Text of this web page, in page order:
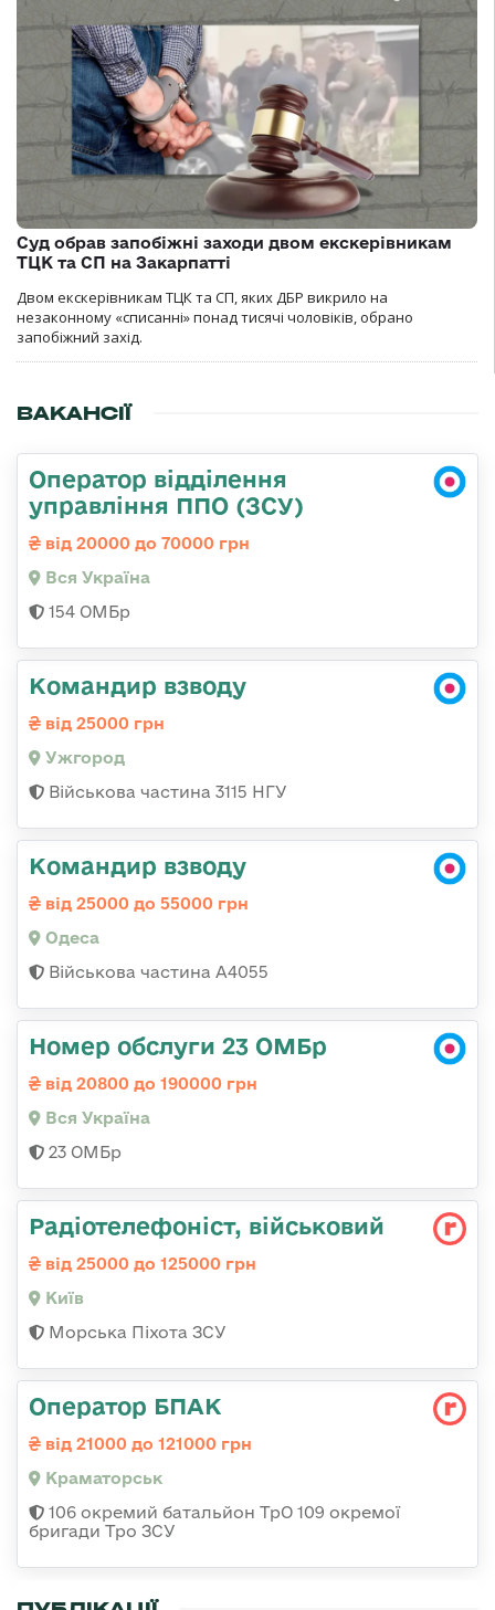
Суд обрав запобіжні заходи двом екскерівникам
ТЦК та СП на Закарпатті
Двом екскерівникам ТЦК та СП, яких ДБР викрило на
незаконному «списанні» понад тисячі чоловіків, обрано
запобіжний захід.
ВАКАНСІЇ
Оператор відділення
управління ППО (ЗСУ)
від 20000 до 70000 грн
Вся Україна
154 ОМБр
Командир взводу
від 25000 грн
Ужгород
Військова частина 3115 НГУ
Командир взводу
від 25000 до 55000 грн
Одеса
Військова частина А4055
Номер обслуги 23 ОМБр
від 20800 до 190000 грн
Вся Україна
23 ОМБр
Радіотелефоніст, військовий
від 25000 до 125000 грн
Київ
Морська Піхота ЗСУ
Оператор БПАК
від 21000 до 121000 грн
Краматорськ
106 окремий батальйон ТрО 109 окремої
бригади Тро ЗСУ